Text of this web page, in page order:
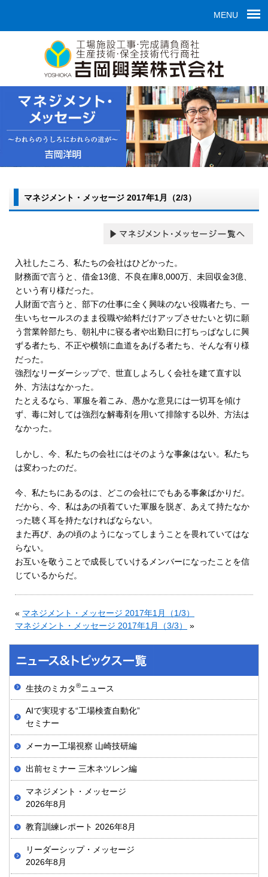
MENU
マネジメント・メッセージ 2017年1月（2/3）
入社したころ、私たちの会社はひどかった。
財務面で言うと、借金13億、不良在庫8,000万、未回収金3億、
という有り様だった。
人財面で言うと、部下の仕事に全く興味のない役職者たち、一
生いちセールスのまま役職や給料だけアップさせたいと切に願
う営業幹部たち、朝礼中に寝る者や出勤日に打ちっぱなしに興
ずる者たち、不正や横領に血道をあげる者たち、そんな有り様
だった。
強烈なリーダーシップで、世直しよろしく会社を建て直す以
外、方法はなかった。
たとえるなら、軍服を着こみ、愚かな意見には一切耳を傾け
ず、毒に対しては強烈な解毒剤を用いて排除する以外、方法は
なかった。
しかし、今、私たちの会社にはそのような事象はない。私たち
は変わったのだ。
今、私たちにあるのは、どこの会社にでもある事象ばかりだ。
だから、今、私はあの頃着ていた軍服を脱ぎ、あえて持たなか
った聴く耳を持たなければならない。
また再び、あの頃のようになってしまうことを畏れていてはな
らない。
お互いを敬うことで成長していけるメンバーになったことを信
じているからだ。
« マネジメント・メッセージ 2017年1月（1/3）
マネジメント・メッセージ 2017年1月（3/3）
»
生技のミカタ®ニュース
AIで実現する“工場検査自動化”
セミナー
メーカー工場視察 山崎技研編
出前セミナー 三木ネツレン編
マネジメント・メッセージ
2026年8月
教育訓練レポート 2026年8月
リーダーシップ・メッセージ
2026年8月